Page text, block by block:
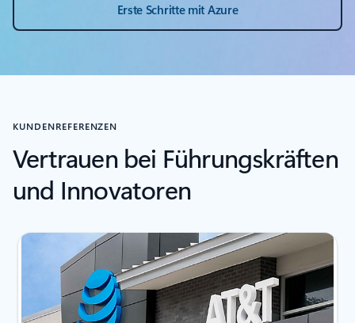
Erste Schritte mit Azure
KUNDENREFERENZEN
Vertrauen bei Führungskräften
und Innovatoren
Folie 1 von 4 wird angezeigt